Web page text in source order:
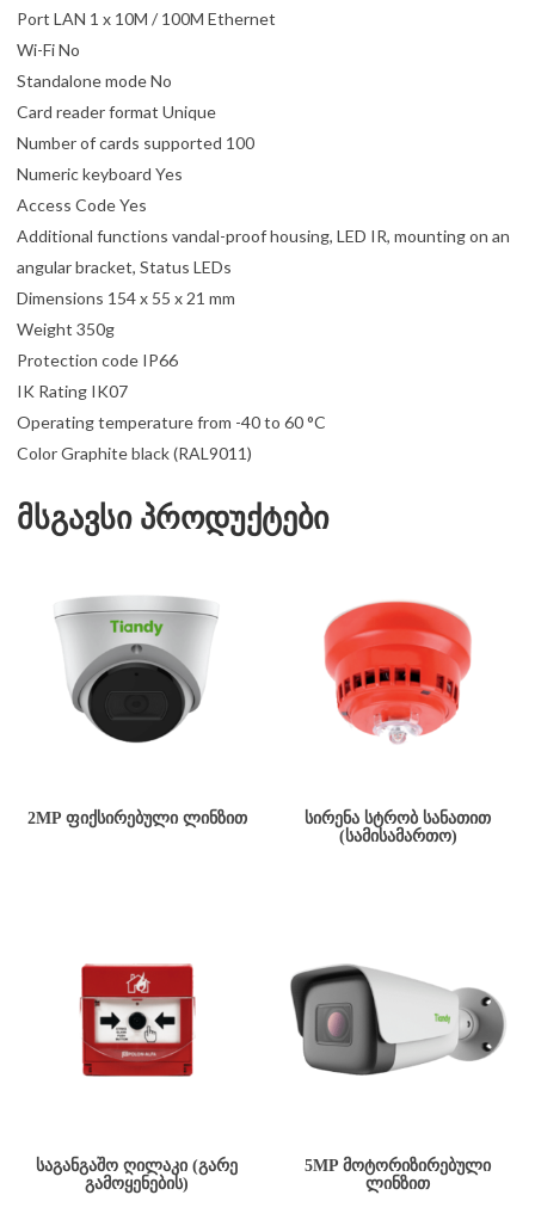
Port LAN 1 x 10M / 100M Ethernet
Wi-Fi No
Standalone mode No
Card reader format Unique
Number of cards supported 100
Numeric keyboard Yes
Access Code Yes
Additional functions vandal-proof housing, LED IR, mounting on an
angular bracket, Status LEDs
Dimensions 154 x 55 x 21 mm
Weight 350g
Protection code IP66
IK Rating IK07
Operating temperature from -40 to 60 °C
Color Graphite black (RAL9011)
მსგავსი პროდუქტები
2MP ᲤᲘᲥᲡᲘᲠᲔᲑᲣᲚᲘ ᲚᲘᲜᲖᲘᲗ
ᲡᲘᲠᲔᲜᲐ ᲡᲢᲠᲝᲑ ᲡᲐᲜᲐᲗᲘᲗ
(ᲡᲐᲛᲘᲡᲐᲛᲐᲠᲗᲝ)
ᲡᲐᲒᲐᲜᲒᲐᲨᲝ ᲦᲘᲚᲐᲙᲘ (ᲒᲐᲠᲔ
ᲒᲐᲛᲝᲧᲔᲜᲔᲑᲘᲡ)
5MP ᲛᲝᲢᲝᲠᲘᲖᲘᲠᲔᲑᲣᲚᲘ
ᲚᲘᲜᲖᲘᲗ